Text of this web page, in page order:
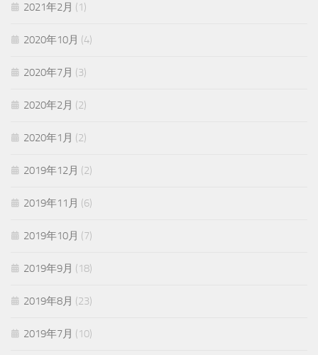
2021年2月 (1)
2020年10月 (4)
2020年7月 (3)
2020年2月 (2)
2020年1月 (2)
2019年12月 (2)
2019年11月 (6)
2019年10月 (7)
2019年9月 (18)
2019年8月 (23)
2019年7月 (10)